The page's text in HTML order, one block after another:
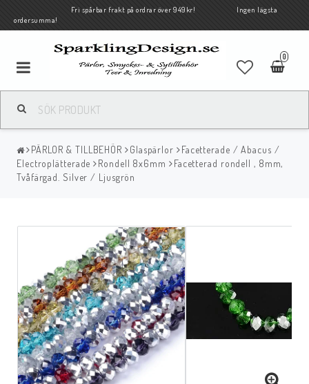
Fri spårbar frakt på ordrar över 949kr! Ingen lägsta
ordersumma!
0
PÄRLOR & TILLBEHÖR Glaspärlor
Facetterade / Abacus /
Electroplätterade
Rondell 8x6mm
Facetterad rondell , 8mm,
Tvåfärgad. Silver / Ljusgrön